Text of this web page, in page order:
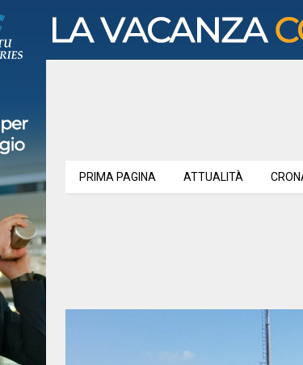
PRIMA PAGINA ATTUALITÀ